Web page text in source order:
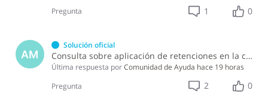
Pregunta
1 0
AM
Solución oficial
Consulta sobre aplicación de retenciones en la compra de alimentos a persona física
Última respuesta porComunidad de Ayuda hace 19 horas
Pregunta
2 0